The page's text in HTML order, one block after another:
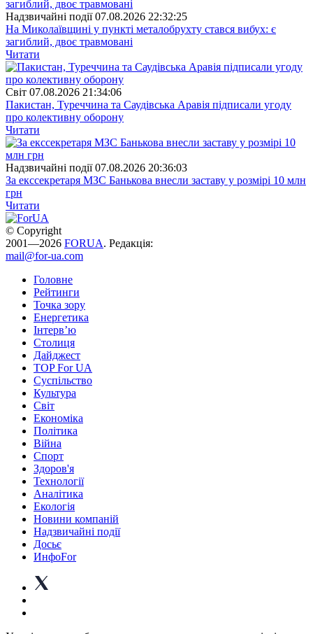
Надзвичайні події 07.08.2026 22:32:25
На Миколаївщині у пункті металобрухту стався вибух: є
загиблий, двоє травмовані
Читати
Свiт 07.08.2026 21:34:06
Пакистан, Туреччина та Саудівська Аравія підписали угоду
про колективну оборону
Читати
Надзвичайні події 07.08.2026 20:36:03
За екссекретаря МЗС Банькова внесли заставу у розмірі 10 млн
грн
Читати
© Copyright
2001—2026 FORUA. Редакція:
mail@for-ua.com
Головне
Рейтинги
Точка зору
Енергетика
Інтерв’ю
Столиця
Дайджест
TOP For UA
Суспiльство
Культура
Світ
Економіка
Політика
Війна
Спорт
Здоров'я
Технології
Аналітика
Екологія
Новини компаній
Надзвичайні події
Досьє
ИнфоFor